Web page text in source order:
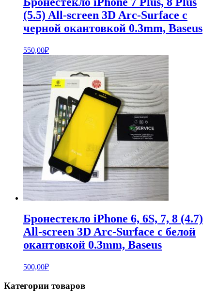
(5.5) All-screen 3D Arc-Surface с
черной окантовкой 0.3mm, Baseus
550,00₽
Бронестекло iPhone 6, 6S, 7, 8 (4.7)
All-screen 3D Arc-Surface с белой
окантовкой 0.3mm, Baseus
500,00₽
Категории товаров